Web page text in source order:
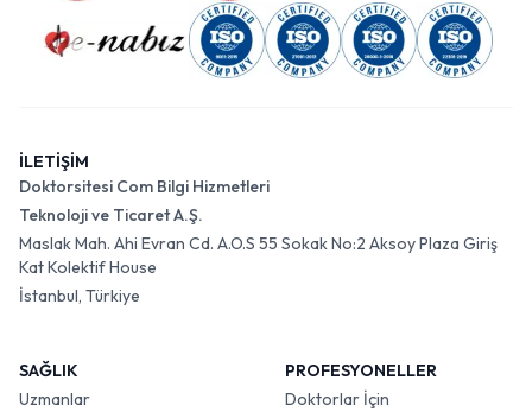
İLETİŞİM
Doktorsitesi Com Bilgi Hizmetleri
Teknoloji ve Ticaret A.Ş.
Maslak Mah. Ahi Evran Cd. A.O.S 55 Sokak No:2 Aksoy Plaza Giriş
Kat Kolektif House
İstanbul, Türkiye
SAĞLIK
Uzmanlar
PROFESYONELLER
Doktorlar İçin